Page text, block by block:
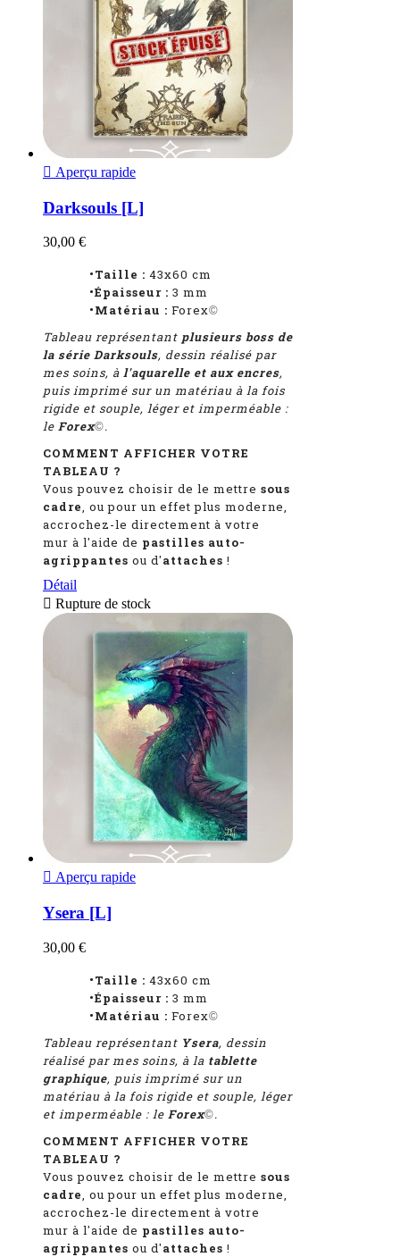
 Aperçu rapide
Darksouls [L]
30,00 €
•Taille : 43x60 cm
•Épaisseur : 3 mm
•Matériau : Forex©
Tableau représentant plusieurs boss de
la série Darksouls, dessin réalisé par
mes soins, à l'aquarelle et aux encres,
puis imprimé sur un matériau à la fois
rigide et souple, léger et imperméable :
le Forex©.
COMMENT AFFICHER VOTRE
TABLEAU ?
Vous pouvez choisir de le mettre sous
cadre, ou pour un effet plus moderne,
accrochez-le directement à votre
mur à l'aide de pastilles auto-
agrippantes ou d'attaches !
Détail
 Rupture de stock
 Aperçu rapide
Ysera [L]
30,00 €
•Taille : 43x60 cm
•Épaisseur : 3 mm
•Matériau : Forex©
Tableau représentant Ysera, dessin
réalisé par mes soins, à la tablette
graphique, puis imprimé sur un
matériau à la fois rigide et souple, léger
et imperméable : le Forex©.
COMMENT AFFICHER VOTRE
TABLEAU ?
Vous pouvez choisir de le mettre sous
cadre, ou pour un effet plus moderne,
accrochez-le directement à votre
mur à l'aide de pastilles auto-
agrippantes ou d'attaches !